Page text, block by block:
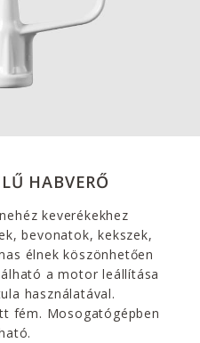
HABVERŐ
keverékekhez
bevonatok, kekszek,
élnek köszönhetően
a motor leállítása
használatával.
fém. Mosogatógépben